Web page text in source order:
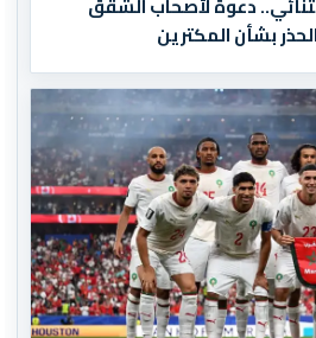
بشأن المكترين